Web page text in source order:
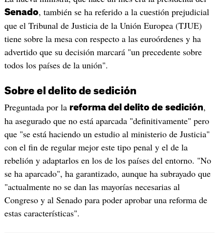
Senado, también se ha referido a la cuestión prejudicial
que el Tribunal de Justicia de la Unión Europea (TJUE)
tiene sobre la mesa con respecto a las euroórdenes y ha
advertido que su decisión marcará "un precedente sobre
todos los países de la unión".
Sobre el delito de sedición
Preguntada por la reforma del delito de sedición,
ha asegurado que no está aparcada "definitivamente" pero
que "se está haciendo un estudio al ministerio de Justicia"
con el fin de regular mejor este tipo penal y el de la
rebelión y adaptarlos en los de los países del entorno. "No
se ha aparcado", ha garantizado, aunque ha subrayado que
"actualmente no se dan las mayorías necesarias al
Congreso y al Senado para poder aprobar una reforma de
estas características".